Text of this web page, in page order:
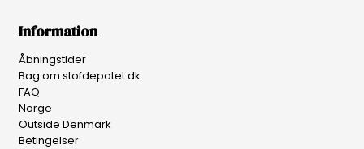
Information
Åbningstider
Bag om stofdepotet.dk
FAQ
Norge
Outside Denmark
Betingelser